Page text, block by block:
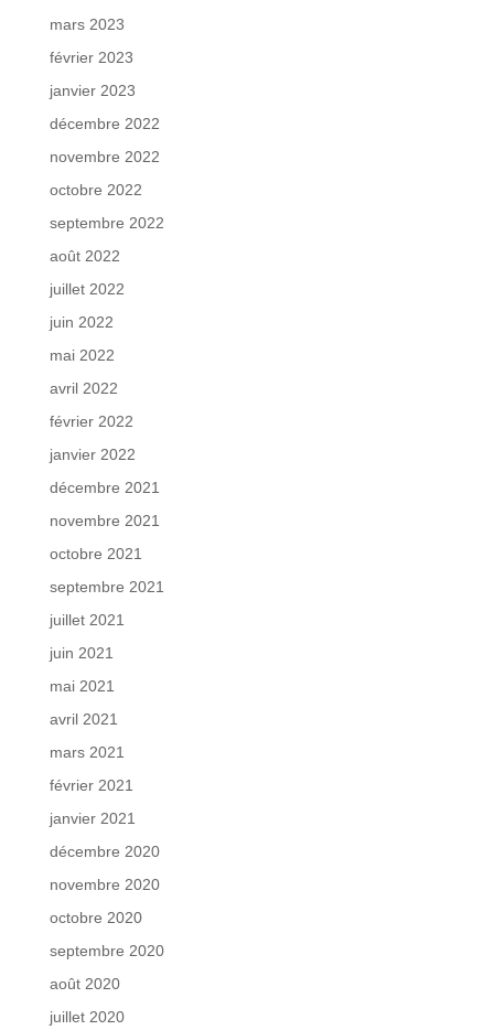
mars 2023
février 2023
janvier 2023
décembre 2022
novembre 2022
octobre 2022
septembre 2022
août 2022
juillet 2022
juin 2022
mai 2022
avril 2022
février 2022
janvier 2022
décembre 2021
novembre 2021
octobre 2021
septembre 2021
juillet 2021
juin 2021
mai 2021
avril 2021
mars 2021
février 2021
janvier 2021
décembre 2020
novembre 2020
octobre 2020
septembre 2020
août 2020
juillet 2020